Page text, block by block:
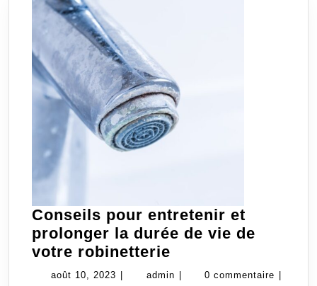
Conseils pour entretenir et
prolonger la durée de vie de
votre robinetterie
pour
août 10, 2023 août
admin admin0 commentaire